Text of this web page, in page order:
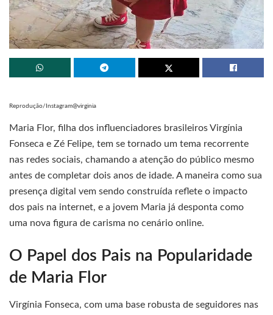
Reprodução/Instagram@virginia
Maria Flor, filha dos influenciadores brasileiros Virgínia
Fonseca e Zé Felipe, tem se tornado um tema recorrente
nas redes sociais, chamando a atenção do público mesmo
antes de completar dois anos de idade. A maneira como sua
presença digital vem sendo construída reflete o impacto
dos pais na internet, e a jovem Maria já desponta como
uma nova figura de carisma no cenário online.
O Papel dos Pais na Popularidade
de Maria Flor
Virgínia Fonseca, com uma base robusta de seguidores nas